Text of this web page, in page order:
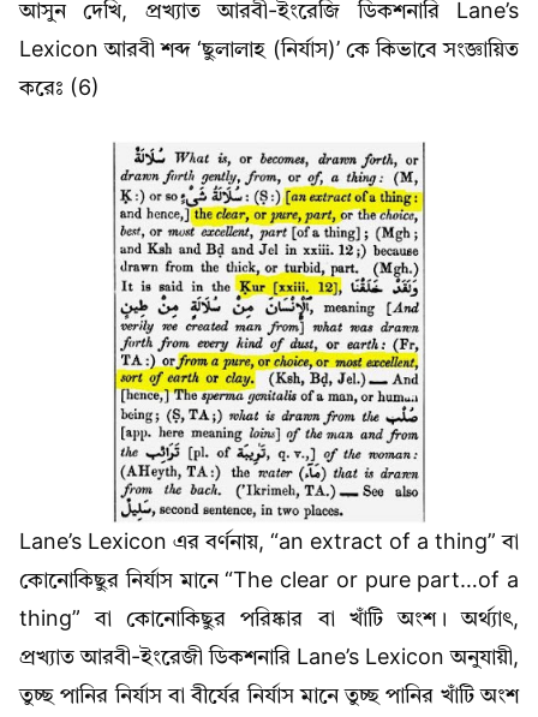
আসুন দেখি, প্রখ্যাত আরবী-ইংরেজি ডিকশনারি Lane’s
Lexicon আরবী শব্দ ‘ছুলালাহ (নির্যাস)’ কে কিভাবে সংজ্ঞায়িত
করেঃ (6)
Lane’s Lexicon এর বর্ণনায়, “an extract of a thing” বা
কোনোকিছুর নির্যাস মানে “The clear or pure part…of a
thing” বা কোনোকিছুর পরিষ্কার বা খাঁটি অংশ। অর্থ্যাৎ,
প্রখ্যাত আরবী-ইংরেজী ডিকশনারি Lane’s Lexicon অনুযায়ী,
তুচ্ছ পানির নির্যাস বা বীর্যের নির্যাস মানে তুচ্ছ পানির খাঁটি অংশ